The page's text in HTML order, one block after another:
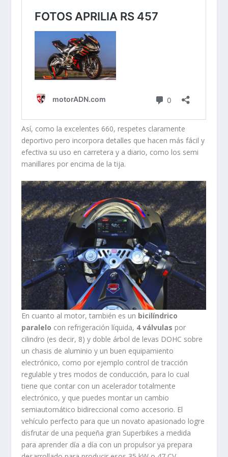
Así, como la excelentes 660, respetes claramente
deportivo pero incorpora detalles que hacen más fácil y
efectiva su uso en carretera y a diario, como los semi
manillares por encima de la tija.
En cuanto al motor, también es un bicilíndrico
paralelo con refrigeración líquida, 4 válvulas por
cilindro (es decir, 8) y doble árbol de levas DOHC sobre
un chasis de aluminio y un buen equipamiento
electrónico, como por ejemplo control de tracción
regulable y tres modos de conducción, para lo cual
tiene que contar con un acelerador totalmente
electrónico, y que puedes montar un cambio
semiautomático bidireccional como accesorio. El
vehículo perfecto para que un novato apasionado logre
disfrutar de una pequeña gran Superbikes a medida
para aprender día a día con un propulsor ya prepara